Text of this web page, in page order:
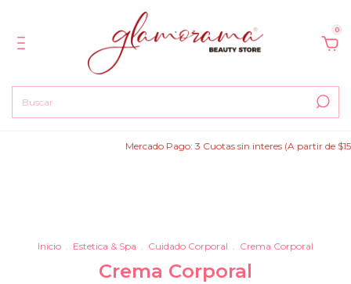
0
Mercado Pago: 3 Cuotas sin interes (A partir de
Inicio . Estetica & Spa . Cuidado Corporal . Crema Corporal
Crema Corporal